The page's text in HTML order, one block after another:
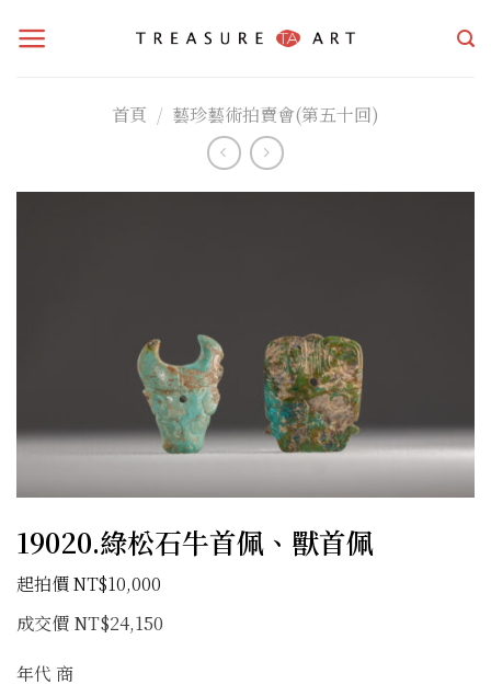
首頁 / 藝珍藝術拍賣會(第五十回)
19020.綠松石牛首佩、獸首佩
NT$10,000
成交價 NT$24,150
年代 商